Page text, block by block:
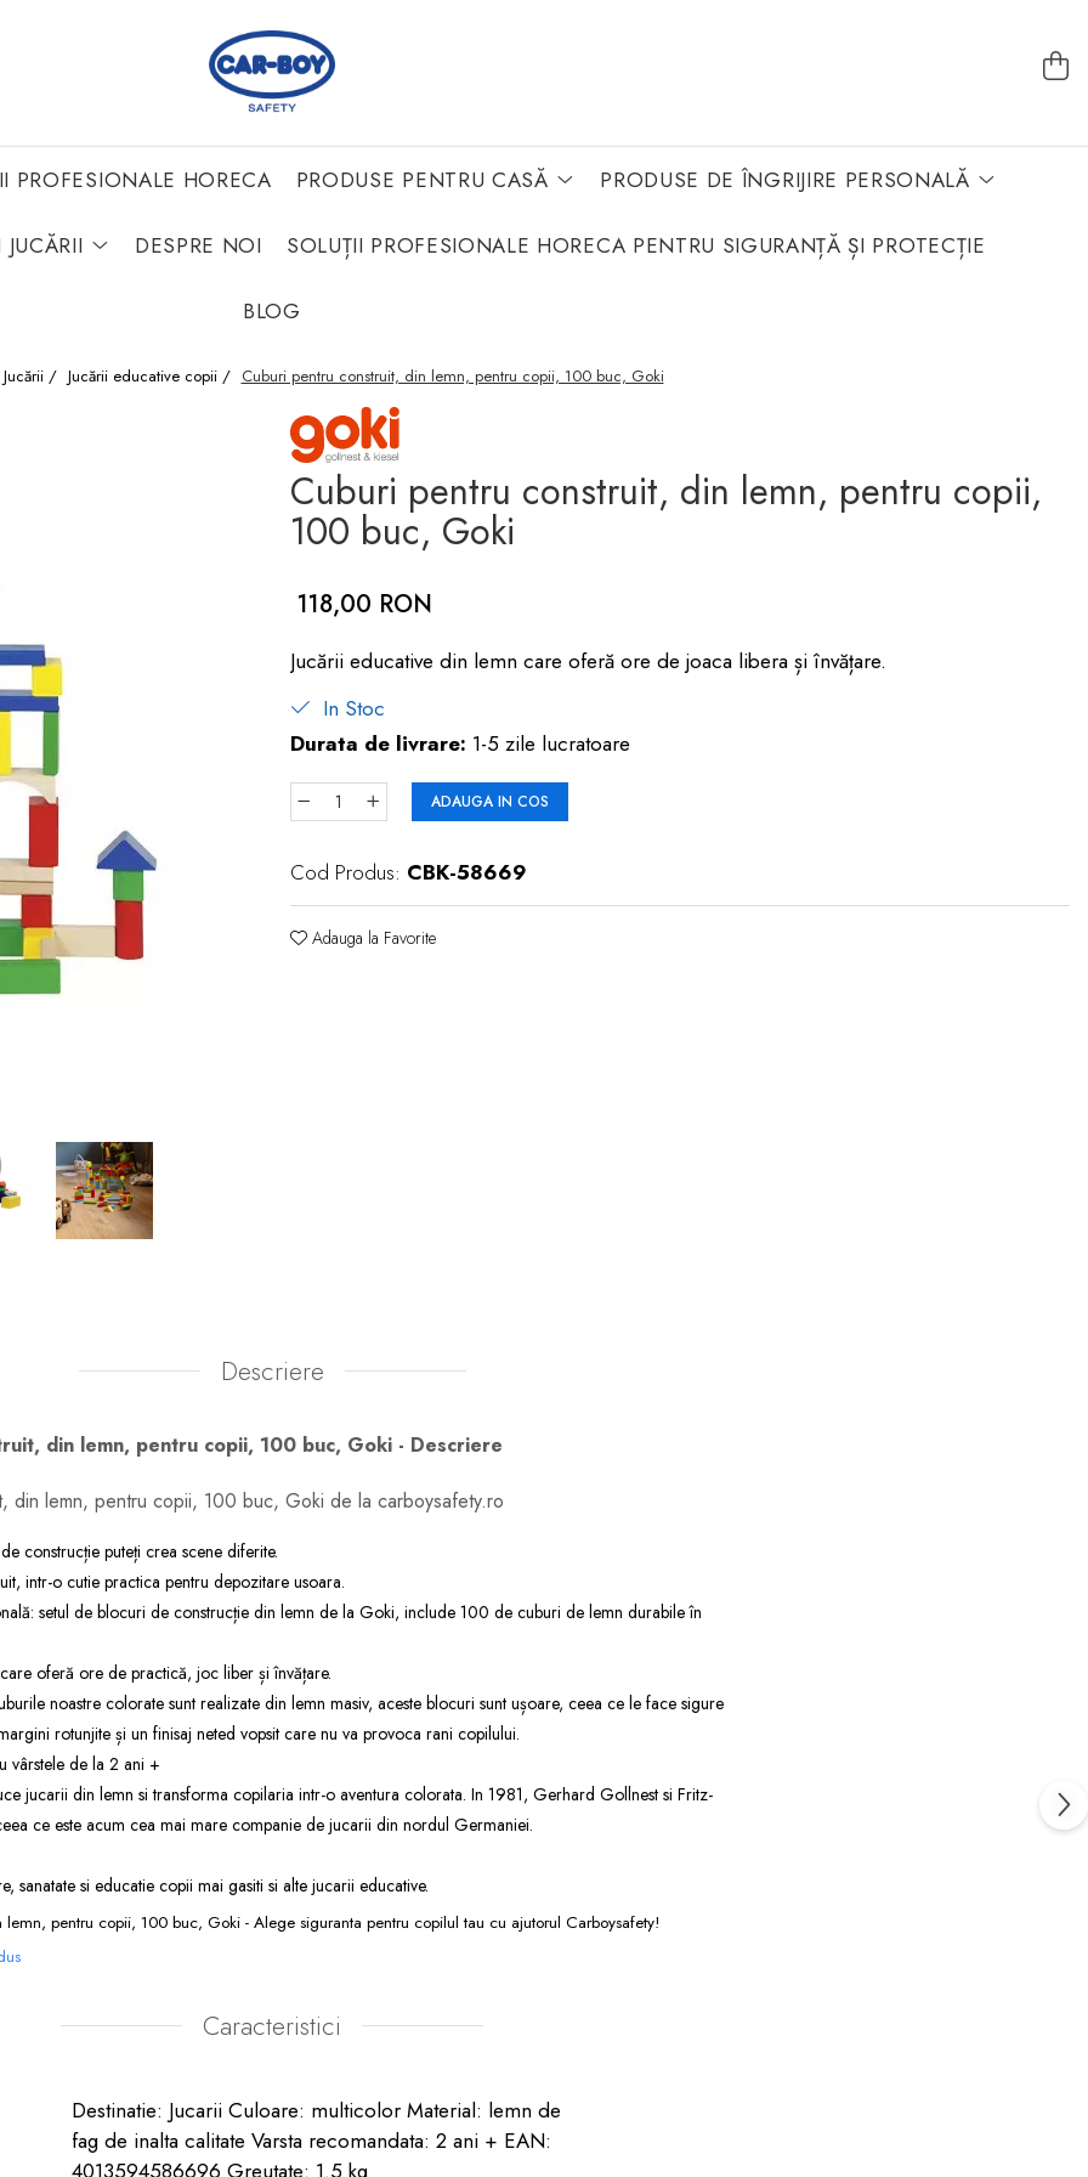
PROFESIONALE HORECA PRODUSE PENTRU CASĂ PRODUSE DE ÎNGRIJIRE PERSONALĂ
JUCĂRII DESPRE NOI SOLUȚII PROFESIONALE HORECA PENTRU SIGURANȚĂ ȘI PROTECȚIE
BLOG
Jucării / Jucării educative copii / Cuburi pentru construit, din lemn, pentru copii, 100 buc, Goki
Cuburi pentru construit, din lemn, pentru copii,
100 buc, Goki
118,00 RON
Jucării educative din lemn care oferă ore de joaca libera și învățare.
In Stoc
Durata de livrare: 1-5 zile lucratoare
ADAUGA IN COS
Cod Produs: CBK-58669
Adauga la Favorite
Descriere
din lemn, pentru copii, 100 buc, Goki - Descriere
din lemn, pentru copii, 100 buc, Goki de la carboysafety.ro
construcție puteți crea scene diferite.
intr-o cutie practica pentru depozitare usoara.
setul de blocuri de construcție din lemn de la Goki, include 100 de cuburi de lemn durabile în
oferă ore de practică, joc liber și învățare.
noastre colorate sunt realizate din lemn masiv, aceste blocuri sunt ușoare, ceea ce le face sigure
rotunjite și un finisaj neted vopsit care nu va provoca rani copilului.
vârstele de la 2 ani +
jucarii din lemn si transforma copilaria intr-o aventura colorata. In 1981, Gerhard Gollnest si Fritz-
ce este acum cea mai mare companie de jucarii din nordul Germaniei.
sanatate si educatie copii mai gasiti si alte jucarii educative.
pentru copii, 100 buc, Goki - Alege siguranta pentru copilul tau cu ajutorul Carboysafety!
Caracteristici
Destinatie: Jucarii Culoare: multicolor Material: lemn de
fag de inalta calitate Varsta recomandata: 2 ani + EAN:
4013594586696 Greutate: 1.5 kg